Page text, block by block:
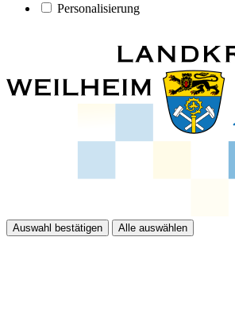
Personalisierung
Auswahl bestätigen Alle auswählen